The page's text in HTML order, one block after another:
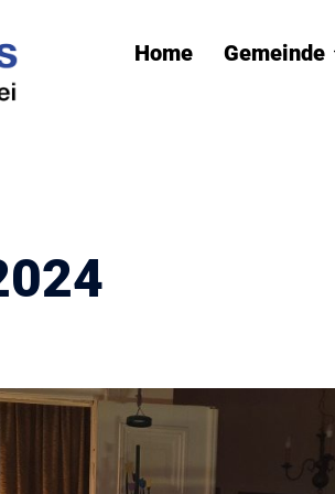
Home Gemeinde